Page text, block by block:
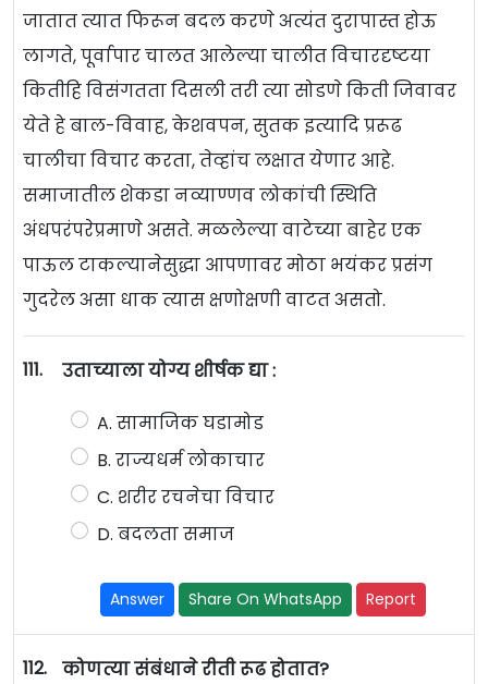
जातात त्यात फिरून बदल करणे अत्यंत दुरापास्त होऊ
लागते, पूर्वापार चालत आलेल्या चालीत विचारदृष्टया
कितीहि विसंगतता दिसली तरी त्या सोडणे किती जिवावर
येते हे बाल-विवाह, केशवपन, सुतक इत्यादि प्ररूढ
चालीचा विचार करता, तेव्हांच लक्षात येणार आहे.
समाजातील शेकडा नव्याण्णव लोकांची स्थिति
अंधपरंपरेप्रमाणे असते. मळलेल्या वाटेच्या बाहेर एक
पाऊल टाकल्यानेसुद्धा आपणावर मोठा भयंकर प्रसंग
गुदरेल असा धाक त्यास क्षणोक्षणी वाटत असतो.
111. उताच्याला योग्य शीर्षक द्या :
A. सामाजिक घडामोड
B. राज्यधर्म लोकाचार
C. शरीर रचनेचा विचार
D. बदलता समाज
Answer Share On WhatsApp Report
112. कोणत्या संबंधाने रीती रूढ होतात?